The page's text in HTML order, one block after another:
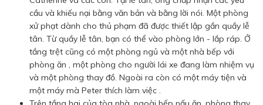
cầu và khiếu nại bằng văn bản và bằng lời nói. Một phòng
xử phạt dành cho thủ phạm đã được thiết lập gần quầy lễ
tân. Từ quầy lễ tân, bạn có thể vào phòng lớn - lắp ráp. Ở
tầng trệt cũng có một phòng ngủ và một nhà bếp với
phòng ăn , một phòng cho người lái xe đang làm nhiệm vụ
và một phòng thay đồ. Ngoài ra còn có một máy tiện và
một máy mà Peter thích làm việc .